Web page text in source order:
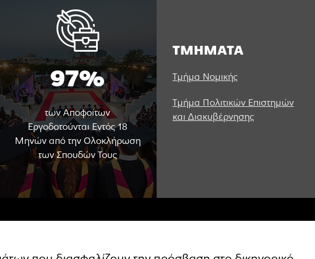
97%
των Αποφοίτων
Εργοδοτούνται Εντός 18
Μηνών από την Ολοκλήρωση
των Σπουδών Τους
ΤΜΗΜΑΤΑ
Τμήμα Νομικής
Τμήμα Πολιτικών Επιστημών
και Διακυβέρνησης